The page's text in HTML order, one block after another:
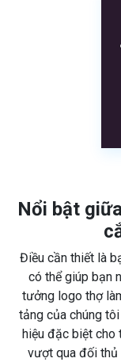
Nổi bật
Điều cần thiết là
có thể giúp bạn
tưởng logo thợ
tảng của chúng
hiệu đặc biệt cho
vượt qua đối thủ